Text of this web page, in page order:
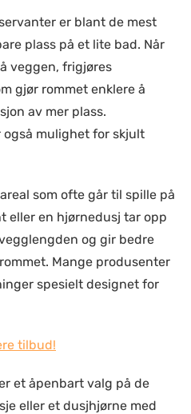
er blant de mest
plass på et lite bad. Når
veggen, frigjøres
gjør rommet enklere å
av mer plass.
mulighet for skjult
som ofte går til spille på
eller en hjørnedusj tar opp
og gir bedre
Mange produsenter
spesielt designet for
tilbud!
et åpenbart valg på de
eller et dusjhjørne med